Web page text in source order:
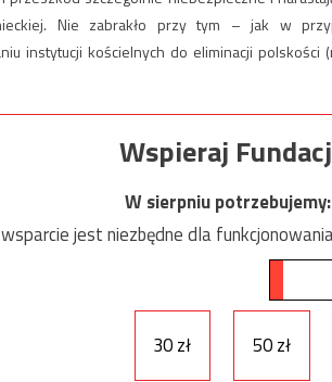
Nie zabrakło przy tym – jak w
instytucji kościelnych do eliminacji
Wspieraj
W sierpniu potrzebujemy:
jest niezbędne dla
30 zł 50 zł